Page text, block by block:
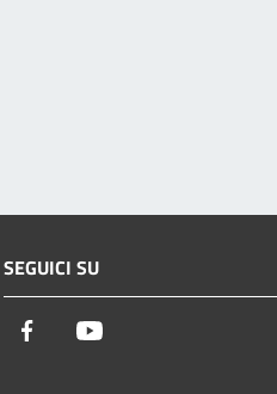
SEGUICI SU
Facebook